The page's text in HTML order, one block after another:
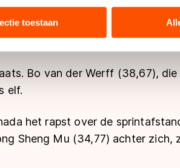
site met onze partners voor social
die u aan hen heeft verstrekt of die zij
aan landen buiten de EU, zoals de
op ‘Toestaan’ te klikken, stemt u in
toestaan
Kim uit Korea voor zich laten,
zich van een plekje in de A-
Bo van der Werff (38,67),
elf.
het rapst over de
Sheng Mu (34,77) achter zich,